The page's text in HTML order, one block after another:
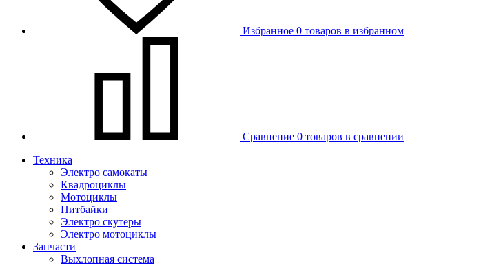
Избранное 0 товаров в избранном
Сравнение 0 товаров в сравнении
Техника
Электро самокаты
Квадроциклы
Мотоциклы
Питбайки
Электро скутеры
Электро мотоциклы
Запчасти
Выхлопная система